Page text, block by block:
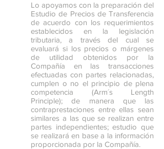
Lo apoyamos con la preparación del
Estudio de Precios de Transferencia
de acuerdo con los requerimientos
establecidos en la legislación
tributaria, a través del cual se
evaluará si los precios o márgenes
de utilidad obtenidos por la
Compañía en las transacciones
efectuadas con partes relacionadas,
cumplen o no el principio de plena
competencia (Arm´s Length
Principle); de manera que las
contraprestaciones entre ellas sean
similares a las que se realizan entre
partes independientes; estudio que
se realizará en base a la información
proporcionada por la Compañía.